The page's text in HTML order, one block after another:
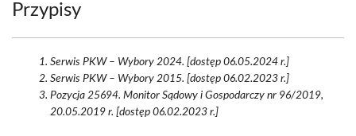
Przypisy
Serwis PKW – Wybory 2024. [dostęp 06.05.2024 r.]
Serwis PKW – Wybory 2015. [dostęp 06.02.2023 r.]
Pozycja 25694. Monitor Sądowy i Gospodarczy nr 96/2019,
20.05.2019 r. [dostęp 06.02.2023 r.]